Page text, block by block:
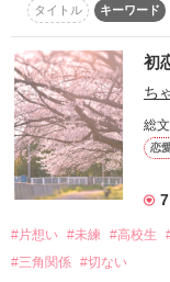
感想
ステータス
作品の長さ
コンテスト
超短編で謎をし
大好きな彼は
いつも私以外の女の
私以外の女の子を愛
タイトル
キーワード
初
ち
総
恋
7
#片想い #未練 #高校生
#三角関係 #切ない